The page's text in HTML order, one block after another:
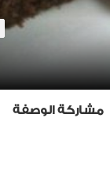
مشاركة الوصفة